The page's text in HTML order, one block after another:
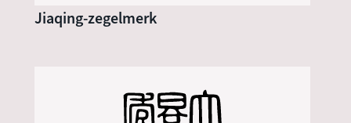
Jiaqing-zegelmerk